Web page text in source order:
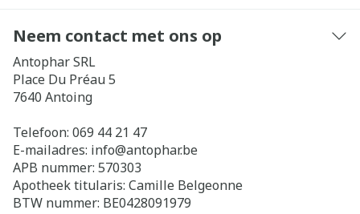
Neem contact met ons op
Antophar SRL
Place Du Préau 5
7640 Antoing
Telefoon: 069 44 21 47
E-mailadres: info@antophar.be
APB nummer: 570303
Apotheek titularis: Camille Belgeonne
BTW nummer: BE0428091979